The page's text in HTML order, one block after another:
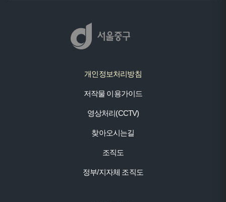
개인정보처리방침
저작물 이용가이드
영상처리(CCTV)
찾아오시는길
조직도
정부/지자체 조직도